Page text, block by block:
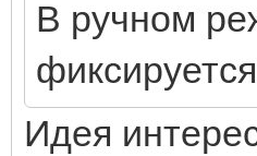
В ручном
Идея